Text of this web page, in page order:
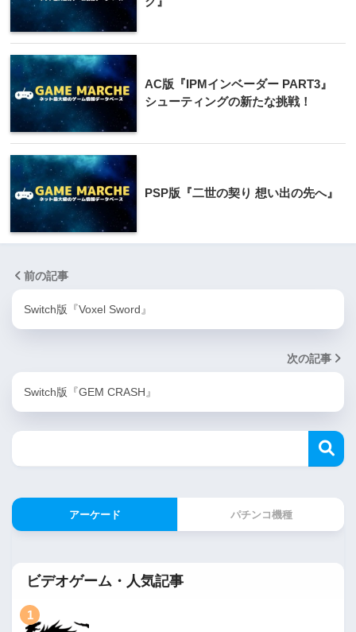
AC版『IPMインベーダー PART3』
シューティングの新たな挑戦！
PSP版『二世の契り 想い出の先へ』
前の記事
Switch版『Voxel Sword』
次の記事
Switch版『GEM CRASH』
アーケード パチンコ機種
ビデオゲーム・人気記事
1